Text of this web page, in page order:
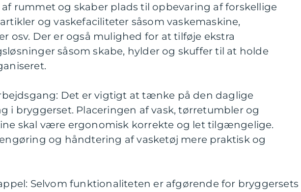
rummet og skaber plads til opbevaring af forskellige
og vaskefaciliteter såsom vaskemaskine,
osv. Der er også mulighed for at tilføje ekstra
såsom skabe, hylder og skuffer til at holde
Det er vigtigt at tænke på den daglige
i bryggerset. Placeringen af vask, tørretumbler og
skal være ergonomisk korrekte og let tilgængelige.
og håndtering af vasketøj mere praktisk og
Selvom funktionaliteten er afgørende for bryggersets